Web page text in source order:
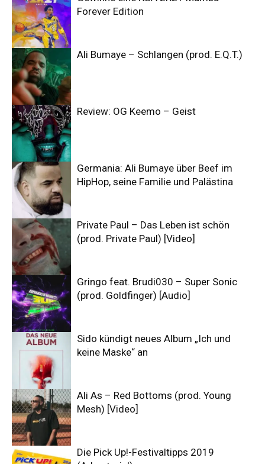
Forever Edition
Ali Bumaye – Schlangen (prod. E.Q.T.)
Review: OG Keemo – Geist
Germania: Ali Bumaye über Beef im
HipHop, seine Familie und Palästina
Private Paul – Das Leben ist schön
(prod. Private Paul) [Video]
Gringo feat. Brudi030 – Super Sonic
(prod. Goldfinger) [Audio]
Sido kündigt neues Album „Ich und
keine Maske“ an
Ali As – Red Bottoms (prod. Young
Mesh) [Video]
Die Pick Up!-Festivaltipps 2019